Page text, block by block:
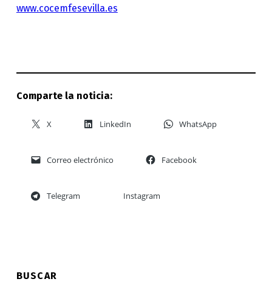
www.cocemfesevilla.es
Comparte la noticia:
X LinkedIn WhatsApp
Correo electrónico Facebook
Telegram Instagram
BUSCAR